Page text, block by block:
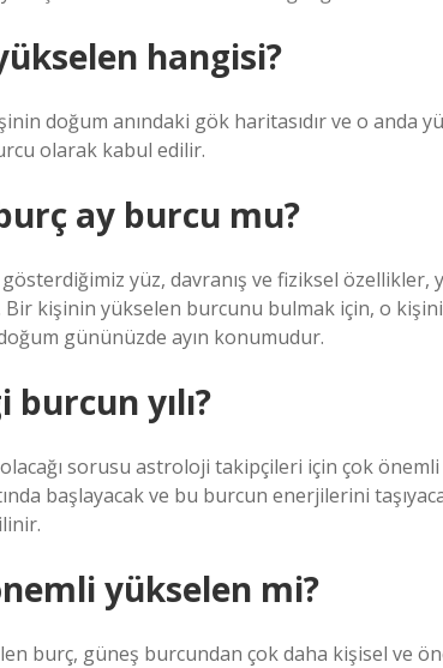
hangisi?
doğum anındaki gök haritasıdır ve o anda
olarak kabul edilir.
ay burcu mu?
gösterdiğimiz yüz, davranış ve fiziksel
Bir kişinin yükselen burcunu bulmak için, o
gününüzde ayın konumudur.
burcun yılı?
sorusu astroloji takipçileri için çok
başlayacak ve bu burcun enerjilerini
yükselen mi?
burç, güneş burcundan çok daha kişisel ve